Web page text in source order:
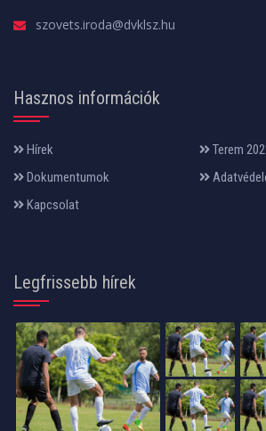
szovets.iroda@dvklsz.hu
Hasznos információk
Hírek
Terem
Dokumentumok
Kapcsolat
Legfrissebb hírek